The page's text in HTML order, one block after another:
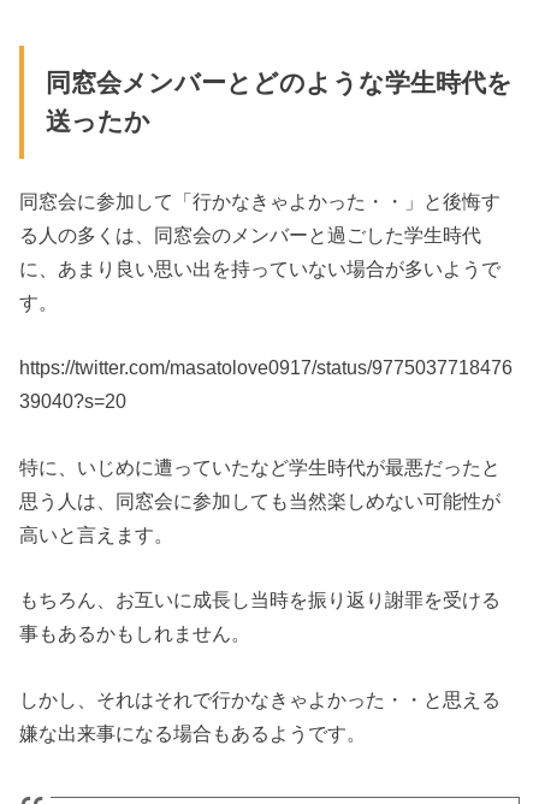
同窓会メンバーとどのような学生時代を
送ったか
同窓会に参加して「行かなきゃよかった・・」と後悔す
る人の多くは、同窓会のメンバーと過ごした学生時代
に、あまり良い思い出を持っていない場合が多いようで
す。
https://twitter.com/masatolove0917/status/9775037718476
39040?s=20
特に、いじめに遭っていたなど学生時代が最悪だったと
思う人は、同窓会に参加しても当然楽しめない可能性が
高いと言えます。
もちろん、お互いに成長し当時を振り返り謝罪を受ける
事もあるかもしれません。
しかし、それはそれで行かなきゃよかった・・と思える
嫌な出来事になる場合もあるようです。